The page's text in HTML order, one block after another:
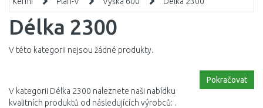
Délka 2300
V této kategorii nejsou žádné produkty.
Pokračovat
V kategorii Délka 2300 naleznete naši nabídku
kvalitních produktů od následujících výrobců: .